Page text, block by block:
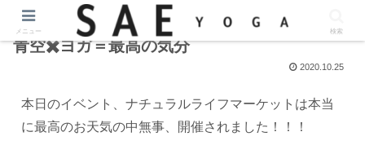
青空✖️ヨガ＝最高の気分
2020.10.25
本日のイベント、ナチュラルライフマーケットは本当
に最高のお天気の中無事、開催されました！！！
メニュー 検索